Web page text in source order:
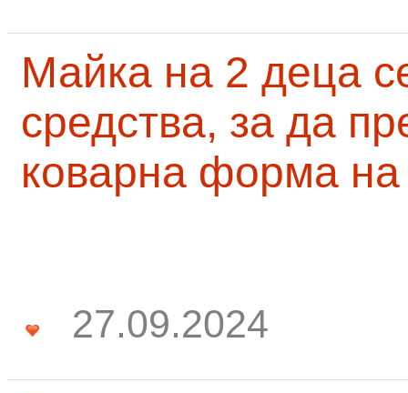
Майка на 2 деца
средства, за да
коварна форма на
27.09.2024